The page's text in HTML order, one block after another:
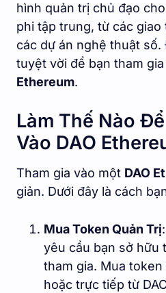
hình quản trị chủ đạo
phi tập trung, từ các
các dự án nghệ thuật số.
tuyệt vời để bạn tham
Ethereum.
Làm Thế Nào
Vào DAO
Tham gia vào một DAO
giản. Dưới đây là cách
Mua Token Quản Trị
yêu cầu bạn sở hữu
tham gia. Mua
hoặc trực tiếp từ